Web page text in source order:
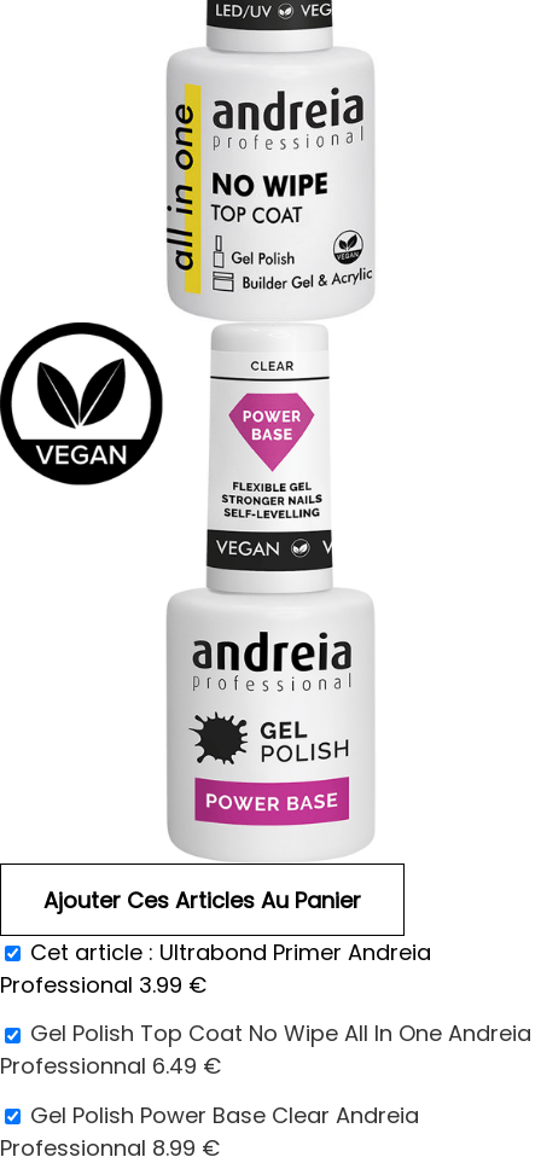
Cet article : Ultrabond Primer Andreia
Professional 3.99 €
Gel Polish Top Coat No Wipe All In One Andreia
Professionnal 6.49 €
Gel Polish Power Base Clear Andreia
Professionnal 8.99 €